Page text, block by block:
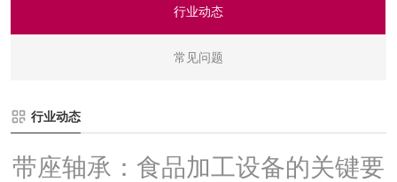
行业动态
常见问题
行业动态
带座轴承：食品加工设备的关键要